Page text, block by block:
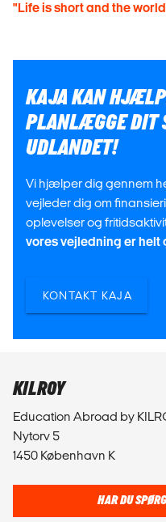
"Life is short and the
KAJA KAN
PLANLÆGGE DIT
UDLANDET!
Vi hjælper dig gennem
vejleder dig om
oplevelser og
vores vejledning er helt
KONTAKT KAJA
KILROY
Education Abroad by
Nytorv 5
1450 København K
HAR DU